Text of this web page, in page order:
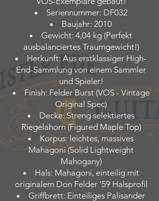
Seriennummer: DF032
Baujahr: 2010
Gewicht: 4,04 kg (Perfekt
ausbalanciertes Traumgewicht!)
Herkunft: Aus erstklassiger High-
End-Sammlung von einem Sammler
und Spieler!
Finish: Felder Burst (VOS - Vintage
Original Spec)
Decke: Streng selektiertes
Riegelahorn (Figured Maple Top)
Korpus: leichtes, massives
Mahagoni (Solid Lightweight
Mahogany)
Hals: Mahagoni, einteilig mit
originalem Don Felder '59 Halsprofil
Griffbrett: Einteiliges Palisander